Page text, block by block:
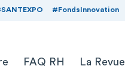
#FondsInnovation
FAQ RH La Revue